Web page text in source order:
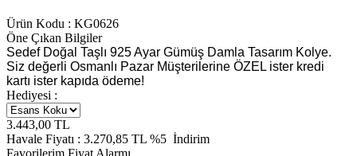
Ürün Kodu : KG0626
Öne Çıkan Bilgiler
Sedef Doğal Taşlı 925 Ayar Gümüş Damla Tasarım Kolye.
Siz değerli Osmanlı Pazar Müşterilerine ÖZEL ister kredi
kartı ister kapıda ödeme!
Hediyesi :
3.443,00 TL
Havale Fiyatı : 3.270,85 TL %5 İndirim
Favorilerim Fiyat Alarmı